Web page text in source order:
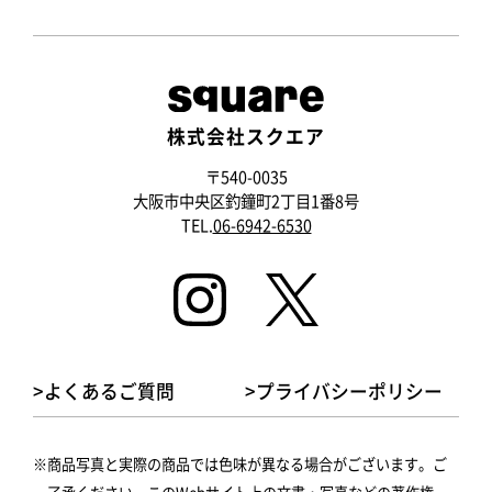
株式会社スクエア
〒540-0035
大阪市中央区釣鐘町2丁目1番8号
TEL.06-6942-6530
>よくあるご質問 >プライバシーポリシー
商品写真と実際の商品では色味が異なる場合がございます。ご